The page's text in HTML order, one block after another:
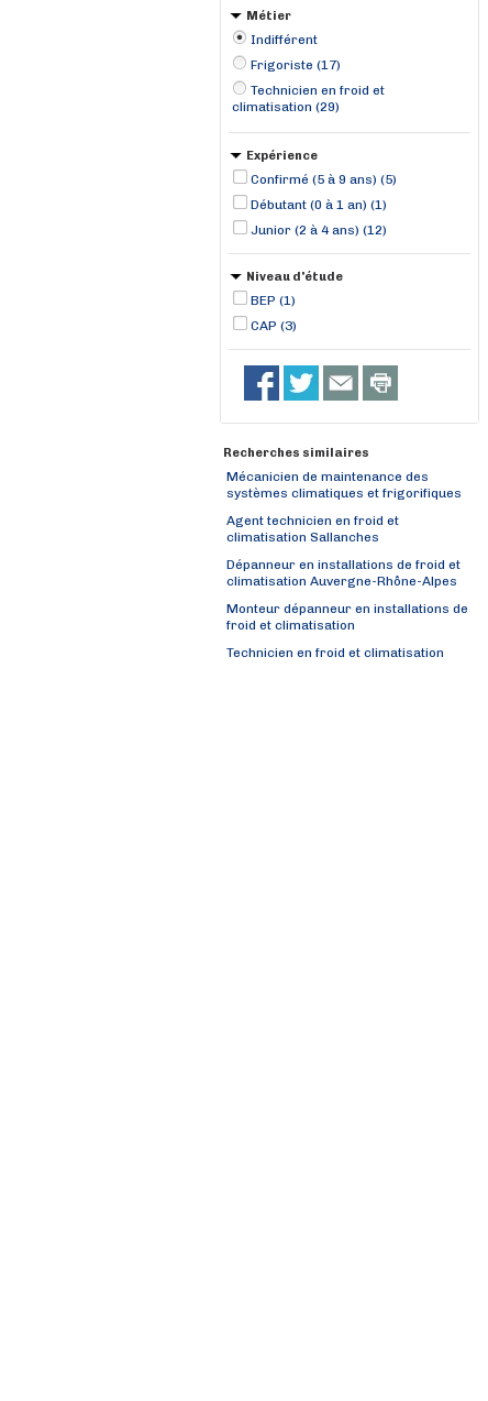
Métier
Indifférent
Frigoriste (17)
Technicien en froid et
climatisation (29)
Expérience
Confirmé (5 à 9 ans) (5)
Débutant (0 à 1 an) (1)
Junior (2 à 4 ans) (12)
Niveau d'étude
BEP (1)
CAP (3)
Recherches similaires
Mécanicien de maintenance des
systèmes climatiques et frigorifiques
Agent technicien en froid et
climatisation Sallanches
Dépanneur en installations de froid et
climatisation Auvergne-Rhône-Alpes
Monteur dépanneur en installations de
froid et climatisation
Technicien en froid et climatisation